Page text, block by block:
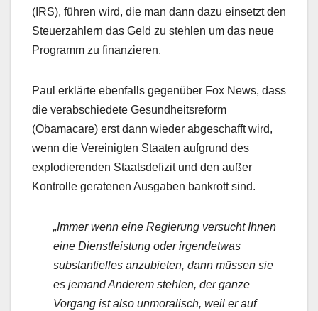
(IRS), führen wird, die man dann dazu einsetzt den
Steuerzahlern das Geld zu stehlen um das neue
Programm zu finanzieren.
Paul erklärte ebenfalls gegenüber Fox News, dass
die verabschiedete Gesundheitsreform
(Obamacare) erst dann wieder abgeschafft wird,
wenn die Vereinigten Staaten aufgrund des
explodierenden Staatsdefizit und den außer
Kontrolle geratenen Ausgaben bankrott sind.
„Immer wenn eine Regierung versucht Ihnen
eine Dienstleistung oder irgendetwas
substantielles anzubieten, dann müssen sie
es jemand Anderem stehlen, der ganze
Vorgang ist also unmoralisch, weil er auf